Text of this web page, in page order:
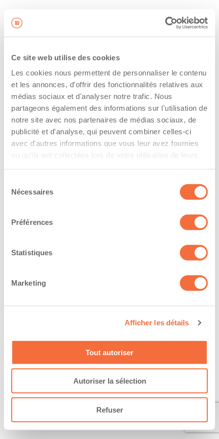
Ce site web utilise des cookies
Les cookies nous permettent de personnaliser le contenu
et les annonces, d'offrir des fonctionnalités relatives aux
médias sociaux et d'analyser notre trafic. Nous
partageons également des informations sur l'utilisation de
notre site avec nos partenaires de médias sociaux, de
publicité et d'analyse, qui peuvent combiner celles-ci
avec d'autres informations que vous leur avez fournies
ou qu'ils ont collectées lors de votre utilisation de leurs
Nécessaires
Préférences
Statistiques
Marketing
Afficher les détails
Tout autoriser
Autoriser la sélection
Refuser